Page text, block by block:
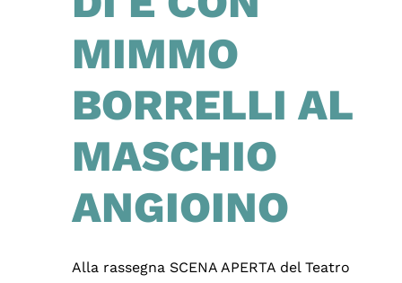
MIMMO
BORRELLI AL
MASCHIO
ANGIOINO
Alla rassegna SCENA APERTA del Teatro